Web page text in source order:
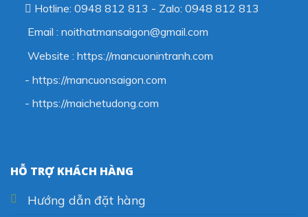
Hotline: 0948 812 813 - Zalo: 0948 812 813
Email : noithatmansaigon@gmail.com
Website : https://mancuonintranh.com
- https://mancuonsaigon.com
- https://maichetudong.com
HỖ TRỢ KHÁCH HÀNG
Hướng dẫn đặt hàng